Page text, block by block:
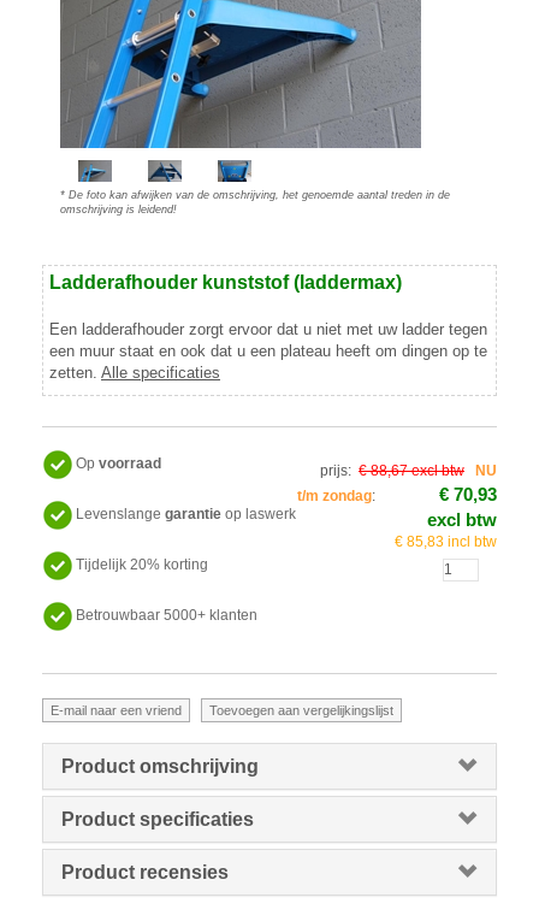
* De foto kan afwijken van de omschrijving, het genoemde aantal treden in de
omschrijving is leidend!
Ladderafhouder kunststof (laddermax)
Een ladderafhouder zorgt ervoor dat u niet met uw ladder tegen
een muur staat en ook dat u een plateau heeft om dingen op te
zetten. Alle specificaties
Op voorraad
Levenslange garantie op laswerk
Tijdelijk 20% korting
Betrouwbaar 5000+ klanten
prijs: € 88,67 excl btw
NU
t/m zondag:
€ 70,93
excl btw
€ 85,83 incl btw
Product omschrijving
Product specificaties
Product recensies